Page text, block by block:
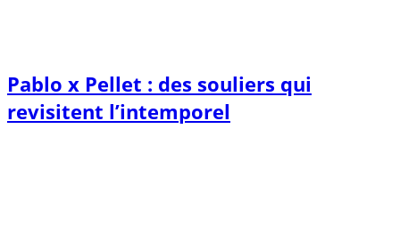
Pablo x Pellet : des souliers qui
revisitent l’intemporel